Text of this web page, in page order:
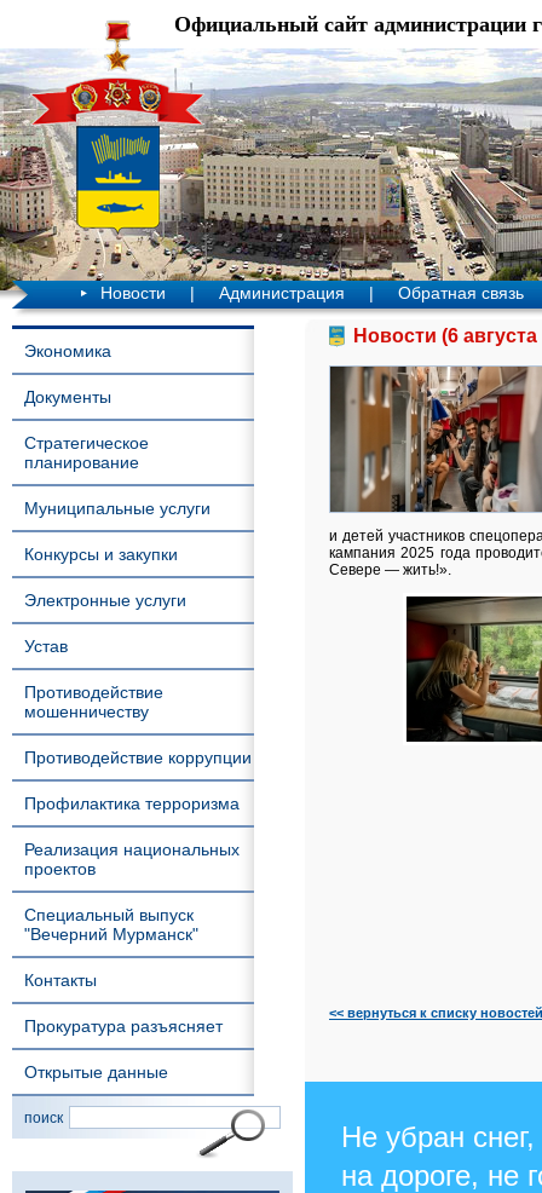
Официальный сайт администрации
Новости | Администрация | Обратная связь
Экономика
Документы
Стратегическое
планирование
Муниципальные услуги
Конкурсы и закупки
Электронные услуги
Устав
Противодействие
мошенничеству
Противодействие коррупции
Профилактика терроризма
Реализация национальных
проектов
Специальный выпуск
"Вечерний Мурманск"
Контакты
Прокуратура разъясняет
Открытые данные
поиск
Новости (6 августа
и детей участников
кампания 2025 года
Севере — жить!».
<< вернуться к списку новостей
Не убран
на дороге, не